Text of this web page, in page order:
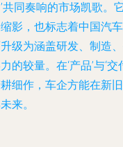
共同奏响的市场凯歌。
影，也标志着中国汽
级为涵盖研发、制造
的较量。在‘产品’与‘
细作，车企方能在新
来。